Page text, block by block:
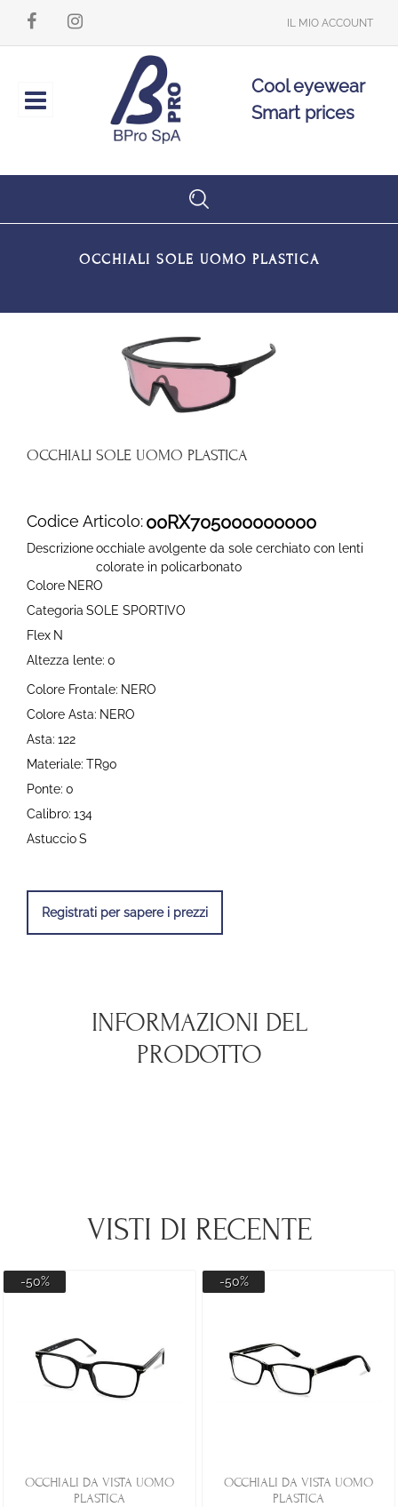
IL MIO ACCOUNT
Cool eyewear
Smart prices
OCCHIALI SOLE UOMO PLASTICA
OCCHIALI SOLE UOMO PLASTICA
Codice Articolo:00RX705000000000
Descrizioneocchiale avolgente da sole cerchiato con lenti
colorate in policarbonato
Colore NERO
Categoria SOLE SPORTIVO
Flex N
Altezza lente: 0
Colore Frontale: NERO
Colore Asta: NERO
Asta: 122
Materiale: TR90
Ponte: 0
Calibro: 134
AstuccioS
Registrati per sapere i prezzi
INFORMAZIONI DEL
PRODOTTO
VISTI DI RECENTE
-50%
OCCHIALI DA VISTA UOMO
PLASTICA
-50%
OCCHIALI DA VISTA UOMO
PLASTICA